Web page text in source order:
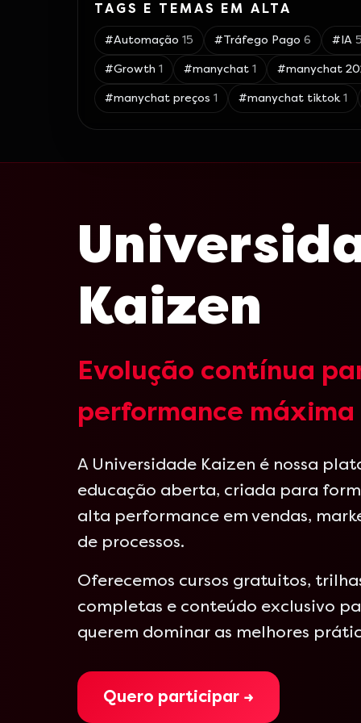
TAGS E TEMAS EM ALTA
#Automação 15 #Tráfego Pago 6 #IA 5
#Growth 1 #manychat 1 #manychat
#manychat preços 1 #manychat tiktok 1
Kaizen
Evolução contínua
performance máxima
A Universidade Kaizen é nossa
educação aberta, criada para
alta performance em vendas,
de processos.
Oferecemos cursos gratuitos,
completas e conteúdo exclusivo
querem dominar as melhores
Quero participar →